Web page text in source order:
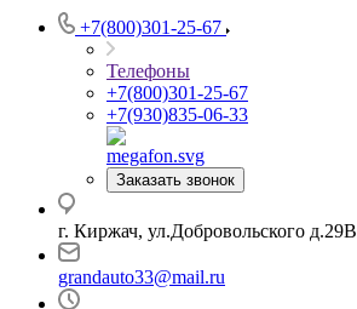
+7(800)301-25-67
Телефоны
+7(800)301-25-67
+7(930)835-06-33
Заказать звонок
г. Киржач, ул.Добровольского д.29В
grandauto33@mail.ru